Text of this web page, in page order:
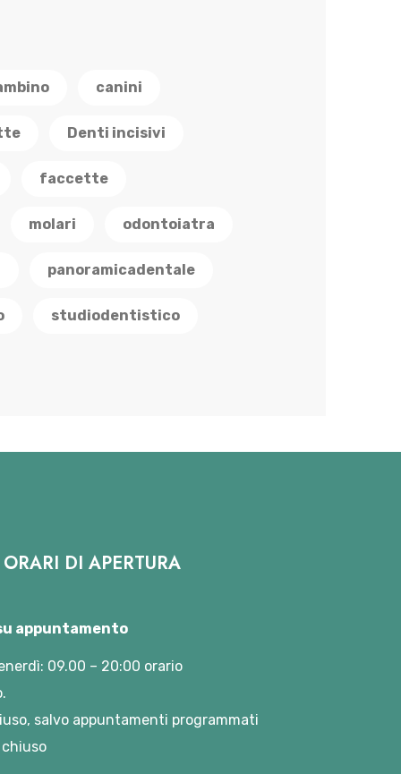
canini
Denti incisivi
faccette
molari odontoiatra
panoramicadentale
studiodentistico
ORARI DI APERTURA
appuntamento
09.00 – 20:00 orario
salvo appuntamenti programmati